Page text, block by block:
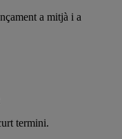
a mitjà i a
termini.